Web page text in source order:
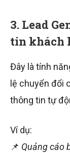
3. Lead
tin khách
Đây là tính
lệ chuyển đổi
thông tin tự
Ví dụ:
📌 Quảng cáo